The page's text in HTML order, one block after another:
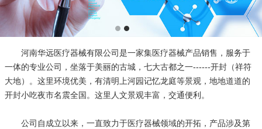
Previous Next
河南华远医疗器械有限公司是一家集医疗器械产品销售，服务于
一体的专业公司，坐落于美丽的古城，七大古都之一------开封（祥符
大地）。这里环境优美，有清明上河园记忆龙庭等景观，地地道道的
开封小吃夜市名震全国。这里人文景观丰富，交通便利。
公司自成立以来，一直致力于医疗器械领域的开拓，产品涉及第